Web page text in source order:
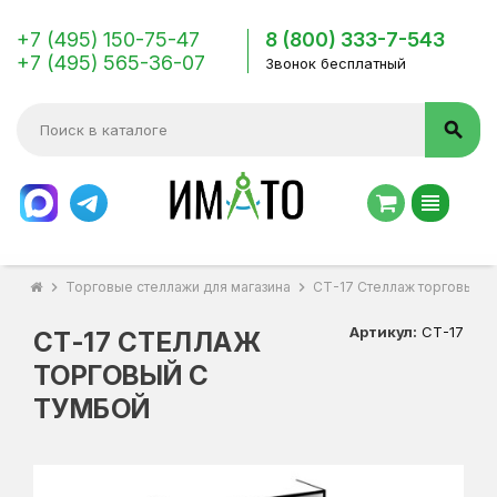
+7 (495) 150-75-47
+7 (495) 565-36-07
8 (800) 333-7-543
Звонок бесплатный
search
view_headline
chevron_right Торговые стеллажи для магазина chevron_right СТ-17 Стеллаж торговый с
СТ-17 СТЕЛЛАЖ
ТОРГОВЫЙ С
ТУМБОЙ
Артикул: СТ-17